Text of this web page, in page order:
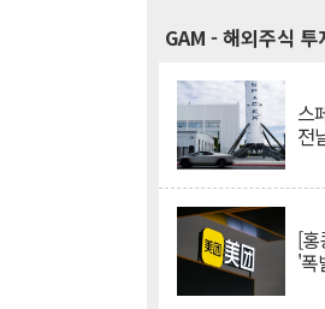
GAM - 해외주식 투
스
전
[
'폭